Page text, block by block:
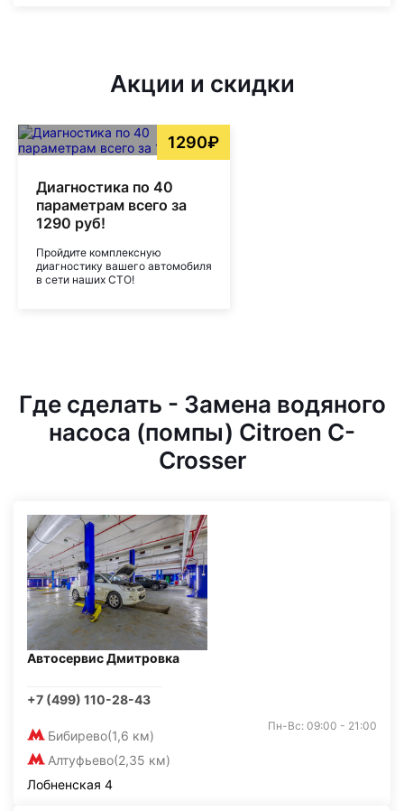
Акции и скидки
1290₽
Диагностика по 40
параметрам всего за
1290 руб!
Пройдите комплексную
диагностику вашего автомобиля
в сети наших СТО!
Где сделать - Замена водяного
насоса (помпы) Citroen C-
Crosser
Автосервис Дмитровка
+7 (499) 110-28-43
Бибирево(1,6 км)
Алтуфьево(2,35 км)
Пн-Вс: 09:00 - 21:00
Лобненская 4